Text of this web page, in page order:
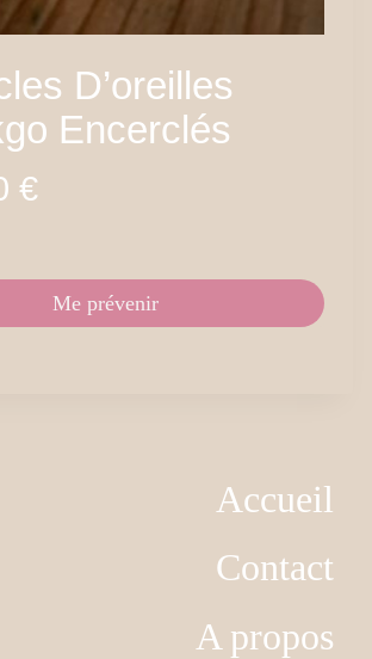
D’oreilles
Encerclés
€
Me prévenir
Accueil
Contact
A propos